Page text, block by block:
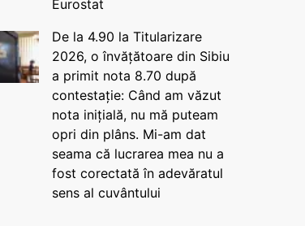
Eurostat
De la 4.90 la Titularizare
2026, o învățătoare din Sibiu
a primit nota 8.70 după
contestație: Când am văzut
nota inițială, nu mă puteam
opri din plâns. Mi-am dat
seama că lucrarea mea nu a
fost corectată în adevăratul
sens al cuvântului